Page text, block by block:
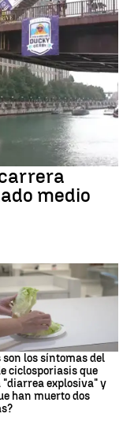
medio
son los síntomas del
ciclosporiasis que
"diarrea explosiva" y
han muerto dos